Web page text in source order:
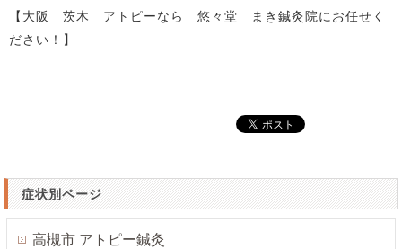
【大阪 茨木 アトピーなら 悠々堂 まき鍼灸院にお任せく
ださい！】
症状別ページ
高槻市 アトピー鍼灸